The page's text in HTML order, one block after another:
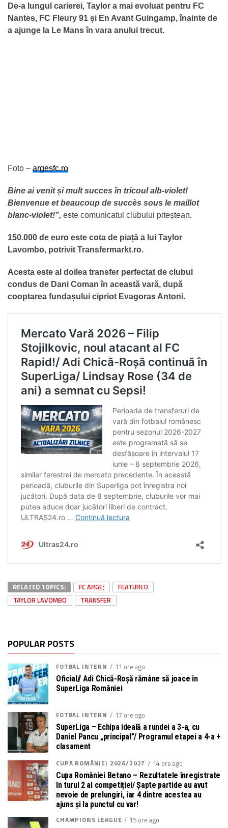
De-a lungul carierei, Taylor a mai evoluat pentru FC
Nantes, FC Fleury 91 și En Avant Guingamp, înainte de
a ajunge la Le Mans în vara anului trecut.
Foto – argeșfc.ro
Bine ai venit și mult succes în tricoul alb-violet!
Bienvenue et beaucoup de succès sous le maillot
blanc-violet!”, este comunicatul clubului piteștean.
150.000 de euro este cota de piață a lui Taylor
Lavombo, potrivit Transfermarkt.ro.
Acesta este al doilea transfer perfectat de clubul
condus de Dani Coman în această vară, după
cooptarea fundașului cipriot Evagoras Antoni.
RELATED TOPICS: FC ARGE;
FEATURED
TAYLOR LAVOMBO
TRANSFER
POPULAR POSTS
FOTBAL INTERN 11 ore ago
Oficial// Adi Chică-Roșă rămâne să joace în
SuperLiga României
FOTBAL INTERN 17 ore ago
SuperLiga – Echipa ideală a rundei a 3-a, cu
Daniel Pancu „principal”/ Programul etapei a 4-a +
clasament
CUPA ROMÂNIEI 2026/2027
14 ore ago
Cupa României Betano – Rezultatele înregistrate
în turul 2 al competiției/ Șapte partide au avut
nevoie de prelungiri, iar 4 dintre acestea au
ajuns și la punctul cu var!
CHAMPIONS LEAGUE
15 ore ago